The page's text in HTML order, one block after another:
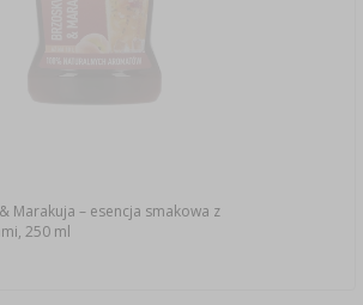
Marakuja – esencja smakowa z
250 ml